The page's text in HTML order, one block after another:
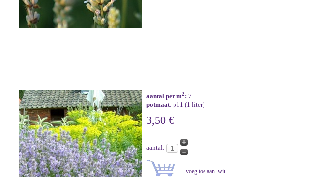
aantal per m2: 7
potmaat: p11 (1 liter)
3,50 €
aantal: